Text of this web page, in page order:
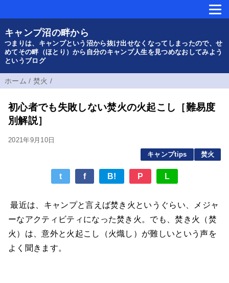
キャンプ沼の畔から
つまりは、キャンプという沼から抜け出せなくなってしまったので、せ
めてその畔（ほとり）から自分のキャンプ人生を見つめなおしてみよう
というブログ
ホーム / 焚火 /
初心者でも失敗しない焚火の火起こし［難易度
別解説］
2021年9月10日
キャンプtips
焚火
t f B! P L
最近は、キャンプと言えば焚き火というぐらい、メジャ
ーなアクティビティになった焚き火。でも、焚き火（焚
火）は、意外と火起こし（火熾し）が難しいという声を
よく聞きます。